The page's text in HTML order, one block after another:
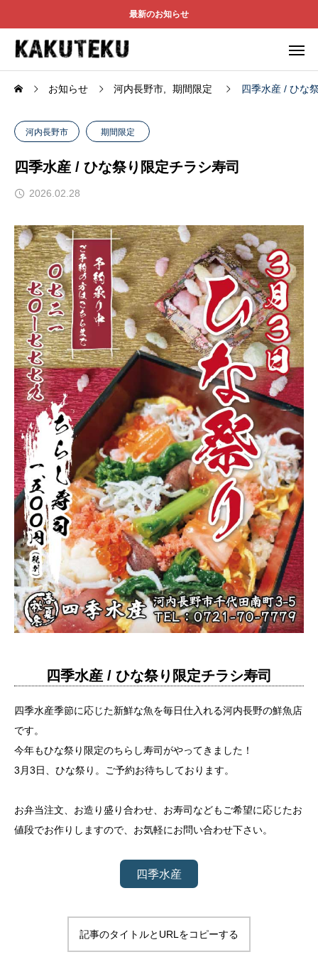
最新のお知らせ
お知らせ 河内長野市 期間限定 四季水産 / ひな
河内長野市 期間限定
四季水産 / ひな祭り限定チラシ寿司
2026.02.28
四季水産 / ひな祭り限定チラシ寿司
四季水産季節に応じた新鮮な魚を毎日仕入れる河内長野の鮮魚店
です。
今年もひな祭り限定のちらし寿司がやってきました！
3月3日、ひな祭り。ご予約お待ちしております。
お弁当注文、お造り盛り合わせ、お寿司などもご希望に応じたお
値段でお作りしますので、お気軽にお問い合わせ下さい。
四季水産
記事のタイトルとURLをコピーする